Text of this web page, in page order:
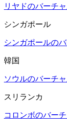
リヤドのバーチ
シンガポール
シンガポールの
韓国
ソウルのバーチ
スリランカ
コロンボのバー